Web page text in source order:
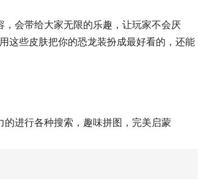
会带给大家无限的乐趣，让玩家不会厌
这些皮肤把你的恐龙装扮成最好看的，还能
进行各种搜索，趣味拼图，完美启蒙